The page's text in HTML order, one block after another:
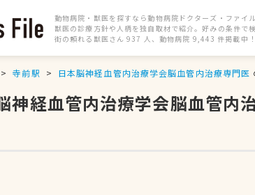
動物病院・獣医を探すなら動物病院ドクターズ・ファイル
獣医の診療方針や人柄を独自取材で紹介。好みの条件で検
街の頼れる獣医さん 937 人、動物病院 9,443 件掲載中
寺前駅 日本脳神経血管内治療学会脳血管内治療専門医
神経血管内治療学会脳血管内